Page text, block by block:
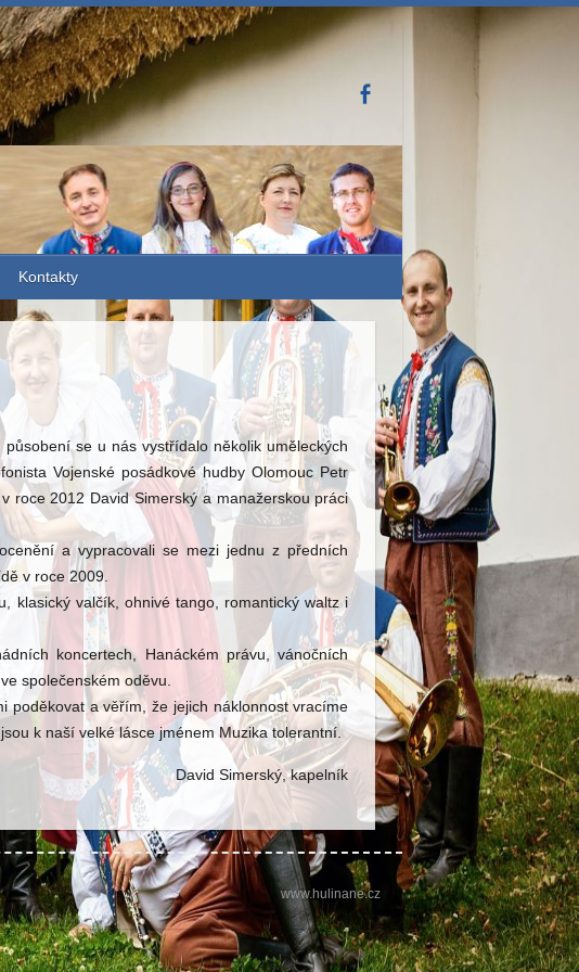
Kontakty
se u nás vystřídalo několik uměleckých
Vojenské posádkové hudby Olomouc Petr
roce 2012 David Simerský a manažerskou práci
a vypracovali se mezi jednu z předních
v roce 2009.
klasický valčík, ohnivé tango, romantický waltz i
koncertech, Hanáckém právu, vánočních
společenském oděvu.
poděkovat a věřím, že jejich náklonnost vracíme
k naší velké lásce jménem Muzika tolerantní.
David Simerský, kapelník
www.hulinane.cz